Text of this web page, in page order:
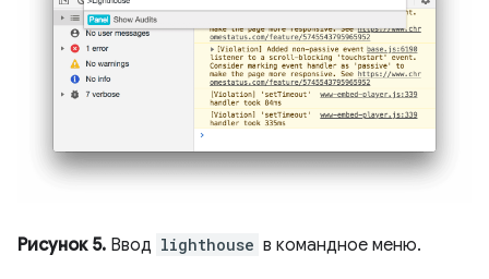
Рисунок 5. Ввод lighthouse в командное меню.